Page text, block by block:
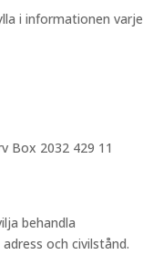
i informationen varje
Box 2032 429 11
behandla
och civilstånd.